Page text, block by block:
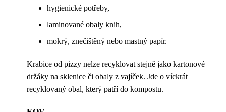
hygienické potřeby,
laminované obaly knih,
mokrý, znečištěný nebo mastný papír.
Krabice od pizzy nelze recyklovat stejně jako kartonové
držáky na sklenice či obaly z vajíček. Jde o víckrát
recyklovaný obal, který patří do kompostu.